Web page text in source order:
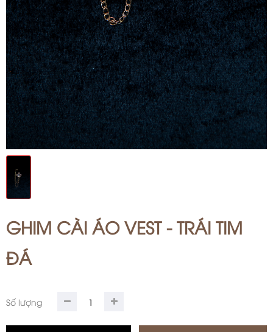
GHIM CÀI ÁO VEST - TRÁI TIM
ĐÁ
Số lượng